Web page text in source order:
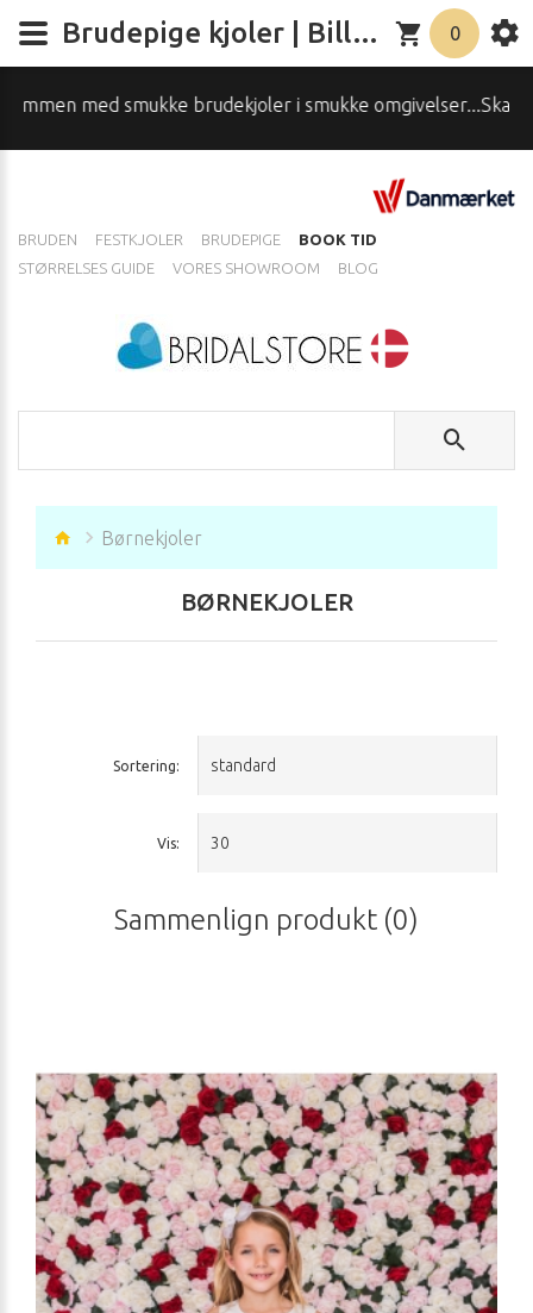
i smukke omgivelser...Skal du have hjælp, spørg os -
BRUDEN FESTKJOLER BRUDEPIGE
BOOK TID
STØRRELSES GUIDE
VORES SHOWROOM BLOG
0
Børnekjoler
BØRNEKJOLER
Sortering:
Vis:
Sammenlign produkt (0)
Brudepige kjoler | Billige brudepigekjoler til børn | bridalstore